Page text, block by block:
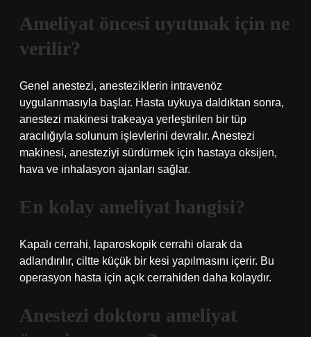
Ameliyat öncesi uyutmak için ne
verilir?
Genel anestezi, anesteziklerin intravenöz
uygulanmasıyla başlar. Hasta uykuya daldıktan sonra,
anestezi makinesi trakeaya yerleştirilen bir tüp
aracılığıyla solunum işlevlerini devralır. Anestezi
makinesi, anesteziyi sürdürmek için hastaya oksijen,
hava ve inhalasyon ajanları sağlar.
En kolay ameliyat hangisi?
Kapalı cerrahi, laparoskopik cerrahi olarak da
adlandırılır, ciltte küçük bir kesi yapılmasını içerir. Bu
operasyon hasta için açık cerrahiden daha kolaydır.
Anestezi doktoru ameliyat